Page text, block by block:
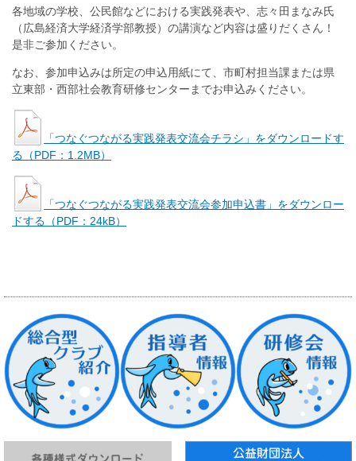
各地域の学校、公民館などにおける実践発表や、志々田まなみ氏
（広島経済大学経済学部教授）の講演など内容は盛りだくさん！
是非ご参加ください。
なお、参加申込みは所定の申込用紙にて、市町村担当課または県
立東部・西部社会教育研修センターまでお申込みください。
「つなぐつながる実践発表交流会チラシ」をダウンロードす
る（PDF：1.2MB）
「つなぐつながる実践発表交流会参加申込書」をダウンロー
ドする（PDF：24kB）